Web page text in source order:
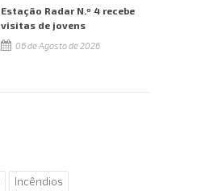
Estação Radar N.º 4 recebe
visitas de jovens
06 de Agosto de 2026
Incêndios